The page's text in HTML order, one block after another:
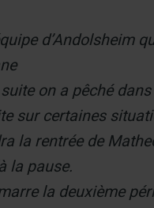
d’Andolsheim
on a pêché
sur certaines
la rentrée de
la pause.
la deuxième